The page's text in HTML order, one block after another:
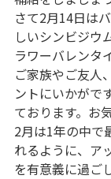
さて2月14日は
しいシンビジウ
ラワーバレンタ
ご家族やご友人
ントにいかがで
ております。お
2月は1年の中で
れるように、ア
を有意義に過ご